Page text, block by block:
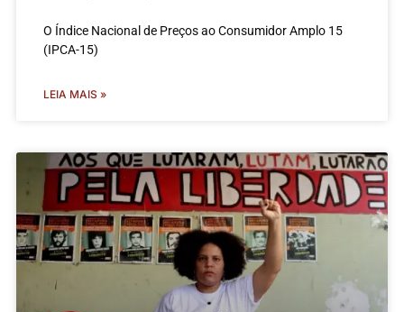
O Índice Nacional de Preços ao Consumidor Amplo 15
(IPCA-15)
LEIA MAIS »